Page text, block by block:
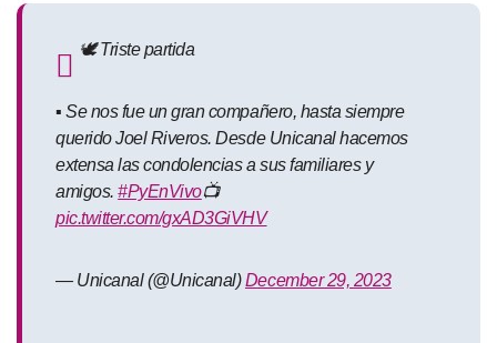
🕊️ Triste partida
▪️ Se nos fue un gran compañero, hasta siempre
querido Joel Riveros. Desde Unicanal hacemos
extensa las condolencias a sus familiares y
amigos.#PyEnVivo📺
pic.twitter.com/gxAD3GiVHV
— Unicanal (@Unicanal)December 29, 2023